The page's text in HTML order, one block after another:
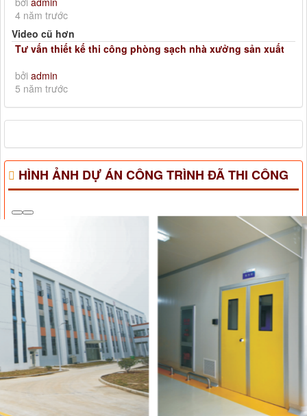
4 năm trước
Video cũ hơn
Tư vấn thiết kế thi công phòng sạch nhà xưởng sản xuất
bởi admin
5 năm trước
HÌNH ẢNH DỰ ÁN CÔNG TRÌNH ĐÃ THI CÔNG